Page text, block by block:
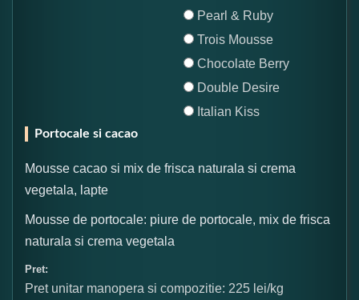
Pearl & Ruby
Trois Mousse
Chocolate Berry
Double Desire
Italian Kiss
Portocale si cacao
Mousse cacao si mix de frisca naturala si crema
vegetala, lapte
Mousse de portocale: piure de portocale, mix de frisca
naturala si crema vegetala
Pret:
Pret unitar manopera si compozitie: 225 lei/kg